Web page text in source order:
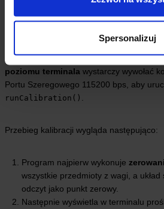
Spersonalizuj
KALIBRACJA I
Aby waga wskazywała poprawne
układu. W naszym projekcie odbywa się
poziomu terminala wystarczy wywołać
Portu Szeregowego 115200 bps, aby
runCalibration()
Przebieg kalibracji wygląda następująco:
Program najpierw wykonuje
wszystkie przedmioty z wagi, a
odczyt jako punkt zerowy.
Następnie wyświetla w terminalu